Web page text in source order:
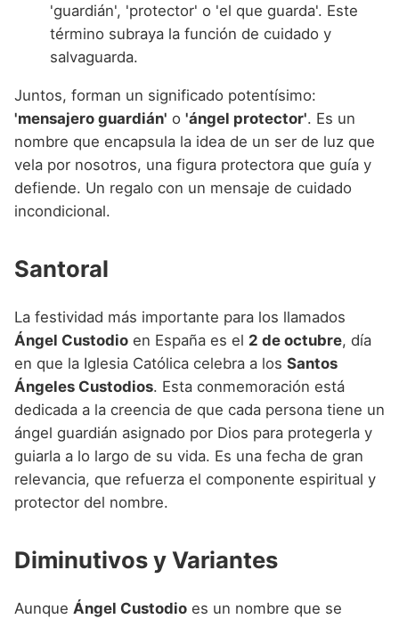
'guardián', 'protector' o 'el que guarda'. Este
término subraya la función de cuidado y
salvaguarda.
Juntos, forman un significado potentísimo:
'mensajero guardián' o 'ángel protector'. Es un
nombre que encapsula la idea de un ser de luz que
vela por nosotros, una figura protectora que guía y
defiende. Un regalo con un mensaje de cuidado
incondicional.
Santoral
La festividad más importante para los llamados
Ángel Custodio en España es el 2 de octubre, día
en que la Iglesia Católica celebra a los Santos
Ángeles Custodios. Esta conmemoración está
dedicada a la creencia de que cada persona tiene un
ángel guardián asignado por Dios para protegerla y
guiarla a lo largo de su vida. Es una fecha de gran
relevancia, que refuerza el componente espiritual y
protector del nombre.
Diminutivos y Variantes
Aunque Ángel Custodio es un nombre que se